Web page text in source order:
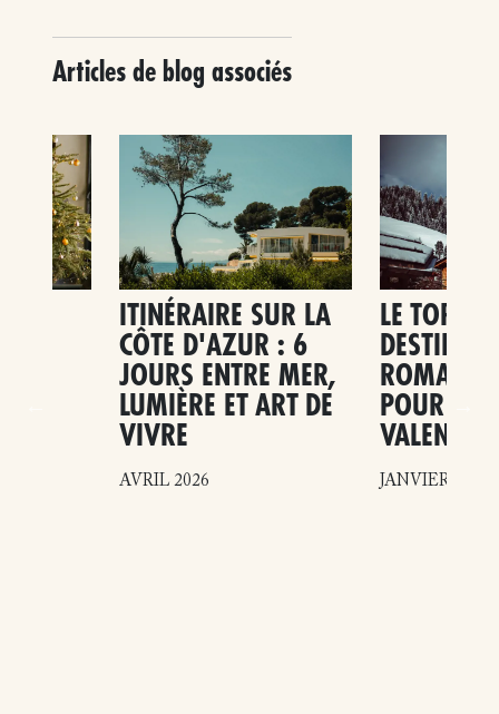
Articles de blog associés
ITINÉRAIRE SUR LA
CÔTE D'AZUR : 6
JOURS ENTRE MER,
LUMIÈRE ET ART DE
VIVRE
AVRIL 2026
LE TOP
POUR LA
VALENTIN
JANVIER 2026